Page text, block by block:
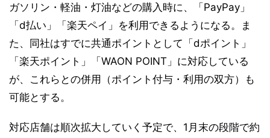
ガソリン・軽油・灯油などの購入時に、「PayPay」
「d払い」「楽天ペイ」を利用できるようになる。ま
た、同社はすでに共通ポイントとして「dポイント」
「楽天ポイント」「WAON POINT」に対応している
が、これらとの併用（ポイント付与・利用の双方）も
可能とする。
対応店舗は順次拡大していく予定で、1月末の段階で約